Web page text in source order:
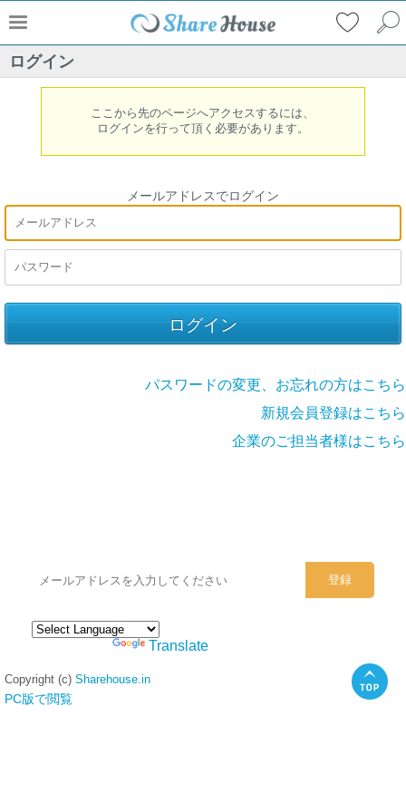
ログイン
ここから先のページへアクセスするには、
ログインを行って頂く必要があります。
メールアドレスでログイン
パスワードの変更、お忘れの方はこちら
新規会員登録はこちら
企業のご担当者様はこちら
Translate
Copyright (c) Sharehouse.in
PC版で閲覧